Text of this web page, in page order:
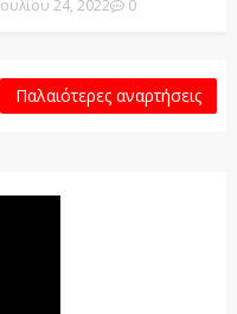
Ιουλίου 24, 2022 0
Παλαιότερες αναρτήσεις